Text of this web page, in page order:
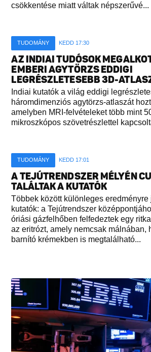
csökkentése miatt váltak népszerűvé...
TUDOMÁNY KEDD 17:30
AZ INDIAI TUDÓSOK
EMBERI AGYTÖRZS EDDIGI
LEGRÉSZLETESEBB 3D-
Indiai kutatók a világ eddigi
háromdimenziós agytörzs-atlaszát
amelyben MRI-felvételeket több mint
mikroszkópos szövetrészlettel
TUDOMÁNY KEDD 17:01
A TEJÚTRENDSZER MÉLYÉN
TALÁLTAK A KUTATÓK
Többek között különleges eredményre
kutatók: a Tejútrendszer
óriási gázfelhőben felfedeztek egy
az eritrózt, amely nemcsak málnában,
barnító krémekben is megtalálható...